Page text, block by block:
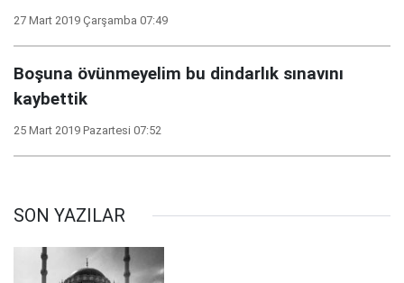
27 Mart 2019 Çarşamba 07:49
Boşuna övünmeyelim bu dindarlık sınavını
kaybettik
25 Mart 2019 Pazartesi 07:52
SON YAZILAR